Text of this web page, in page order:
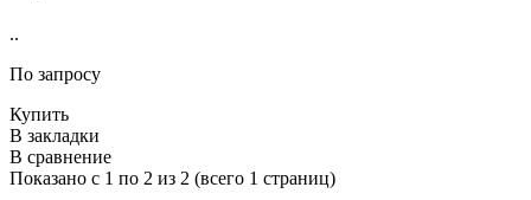
..
По запросу
Купить
В закладки
В сравнение
Показано с 1 по 2 из 2 (всего 1 страниц)